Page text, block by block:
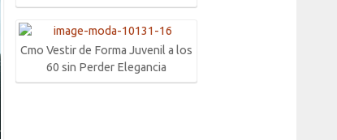
Cmo Vestir de Forma Juvenil a los
60 sin Perder Elegancia